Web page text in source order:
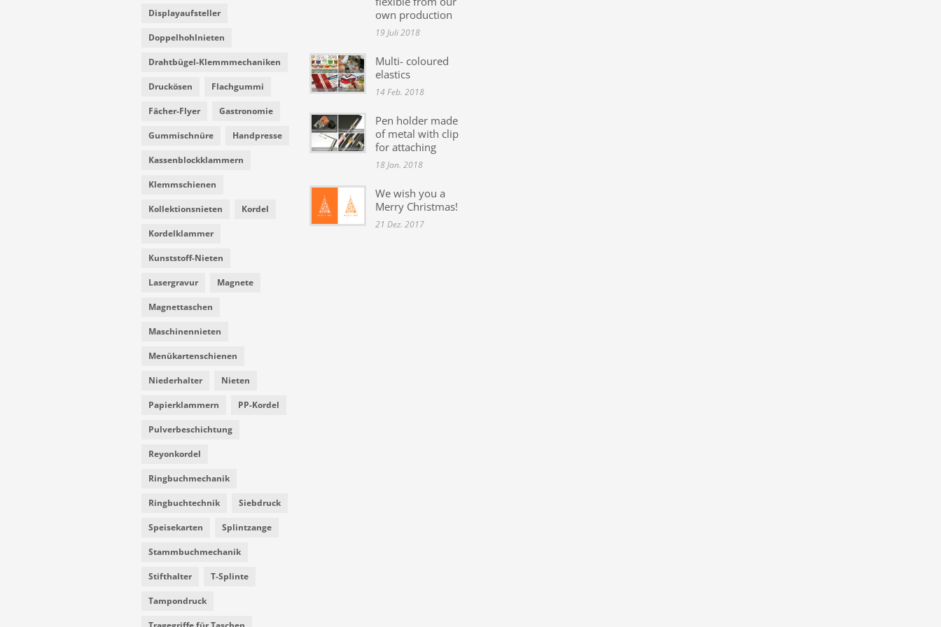
Displayaufsteller
Doppelhohlnieten
Drahtbügel-Klemmmechaniken
Druckösen Flachgummi
Fächer-Flyer Gastronomie
Gummischnüre Handpresse
Kassenblockklammern
Klemmschienen
Kollektionsnieten Kordel
Kordelklammer
Kunststoff-Nieten
Lasergravur Magnete
Magnettaschen
Maschinennieten
Menükartenschienen
Niederhalter Nieten
Papierklammern PP-Kordel
Pulverbeschichtung
Reyonkordel
Ringbuchmechanik
Ringbuchtechnik Siebdruck
Speisekarten Splintzange
Stammbuchmechanik
Stifthalter T-Splinte
Tampondruck
own production
19 Juli 2018
Multi- coloured
elastics
14 Feb. 2018
Pen holder made
of metal with clip
for attaching
18 Jan. 2018
We wish you a
Merry Christmas!
21 Dez. 2017